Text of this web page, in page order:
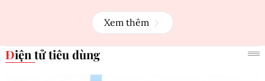
Xem thêm
Điện tử tiêu dùng